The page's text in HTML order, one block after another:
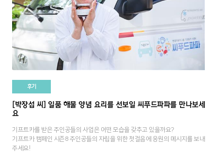
후기
[박장섭 씨] 일품 해물 양념 요리를 선보일 씨푸드파파를 만나보세
요
기프트카를 받은 주인공들의 사업은 어떤 모습을 갖추고 있을까요?
기프트카 캠페인 시즌8 주인공들의 자립을 위한 첫걸음에 응원의 메시지를 보내
주세요!